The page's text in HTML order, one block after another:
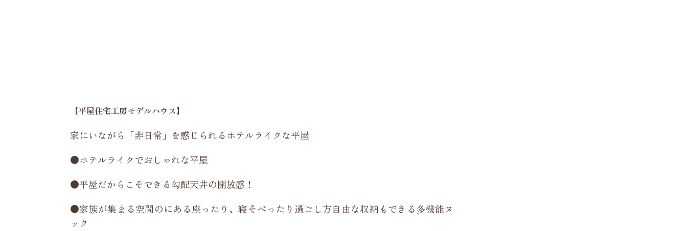
【平屋住宅工房モデルハウス】
家にいながら「非日常」を感じられるホテルライクな平屋
●ホテルライクでおしゃれな平屋
●平屋だからこそできる勾配天井の開放感！
●家族が集まる空間のにある座ったり、寝そべったり過ごし方自由な収納もできる多機能ヌ
ック